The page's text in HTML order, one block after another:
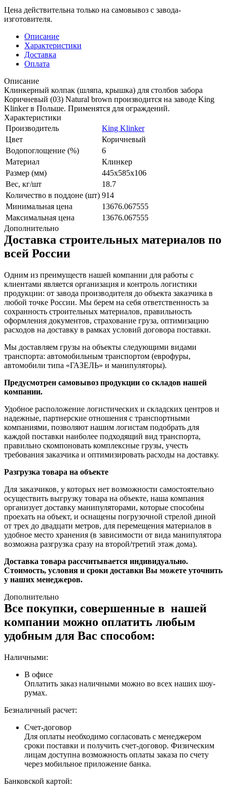
Цена действительна только на самовывоз с завода-
изготовителя.
Описание
Характеристики
Доставка
Оплата
Описание
Клинкерный колпак (шляпа, крышка) для столбов забора
Коричневый (03) Natural brown производится на заводе King
Klinker в Польше. Применятся для ограждений.
Характеристики
Производитель
King Klinker
Цвет
Коричневый
Водопоглощение (%)
6
Материал
Клинкер
Размер (мм)
445x585x106
Вес, кг/шт
18.7
Количество в поддоне (шт) 914
Минимальная цена
13676.067555
Максимальная цена
13676.067555
Дополнительно
Доставка строительных материалов по
всей России
Одним из преимуществ нашей компании для работы с
клиентами является организация и контроль логистики
продукции: от завода производителя до объекта заказчика в
любой точке России. Мы берем на себя ответственность за
сохранность строительных материалов, правильность
оформления документов, страхование груза, оптимизацию
расходов на доставку в рамках условий договора поставки.
Мы доставляем грузы на объекты следующими видами
транспорта: автомобильным транспортом (еврофуры,
автомобили типа «ГАЗЕЛЬ» и манипуляторы).
Предусмотрен самовывоз продукции со складов нашей
компании.
Удобное расположение логистических и складских центров и
надежные, партнерские отношения с транспортными
компаниями, позволяют нашим логистам подобрать для
каждой поставки наиболее подходящий вид транспорта,
правильно скомпоновать комплексные грузы, учесть
требования заказчика и оптимизировать расходы на доставку.
Разгрузка товара на объекте
Для заказчиков, у которых нет возможности самостоятельно
осуществить выгрузку товара на объекте, наша компания
организует доставку манипуляторами, которые способны
проехать на объект, и оснащены погрузочной стрелой диной
от трех до двадцати метров, для перемещения материалов в
удобное место хранения (в зависимости от вида манипулятора
возможна разгрузка сразу на второй/третий этаж дома).
Доставка товара рассчитывается индивидуально.
Стоимость, условия и сроки доставки Вы можете уточнить
у наших менеджеров.
Дополнительно
Все покупки, совершенные в нашей
компании можно оплатить любым
удобным для Вас способом:
Наличными:
В офисе
Оплатить заказ наличными можно во всех наших шоу-
румах.
Безналичный расчет:
Счет-договор
Для оплаты необходимо согласовать с менеджером
сроки поставки и получить счет-договор. Физическим
лицам доступна возможность оплаты заказа по счету
через мобильное приложение банка.
Банковской картой: